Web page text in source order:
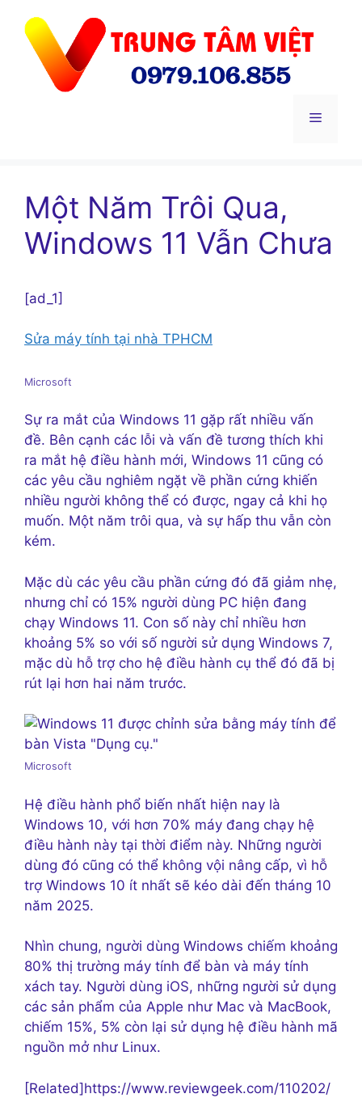
Menu
Một Năm Trôi Qua,
Windows 11 Vẫn Chưa
[ad_1]
Sửa máy tính tại nhà TPHCM
Microsoft
Sự ra mắt của Windows 11 gặp rất nhiều vấn
đề. Bên cạnh các lỗi và vấn đề tương thích khi
ra mắt hệ điều hành mới, Windows 11 cũng có
các yêu cầu nghiêm ngặt về phần cứng khiến
nhiều người không thể có được, ngay cả khi họ
muốn. Một năm trôi qua, và sự hấp thu vẫn còn
kém.
Mặc dù các yêu cầu phần cứng đó đã giảm nhẹ,
nhưng chỉ có 15% người dùng PC hiện đang
chạy Windows 11. Con số này chỉ nhiều hơn
khoảng 5% so với số người sử dụng Windows 7,
mặc dù hỗ trợ cho hệ điều hành cụ thể đó đã bị
rút lại hơn hai năm trước.
Microsoft
Hệ điều hành phổ biến nhất hiện nay là
Windows 10, với hơn 70% máy đang chạy hệ
điều hành này tại thời điểm này. Những người
dùng đó cũng có thể không vội nâng cấp, vì hỗ
trợ Windows 10 ít nhất sẽ kéo dài đến tháng 10
năm 2025.
Nhìn chung, người dùng Windows chiếm khoảng
80% thị trường máy tính để bàn và máy tính
xách tay. Người dùng iOS, những người sử dụng
các sản phẩm của Apple như Mac và MacBook,
chiếm 15%, 5% còn lại sử dụng hệ điều hành mã
nguồn mở như Linux.
[Related]https://www.reviewgeek.com/110202/